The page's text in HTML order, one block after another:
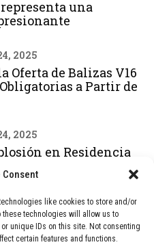
Consent
like cookies to store and/or
these technologies will allow us to
unique IDs on this site. Not consenting
certain features and functions.
una
2025
Oferta de Balizas V16
a Partir de
2025
en Residencia
Fatales